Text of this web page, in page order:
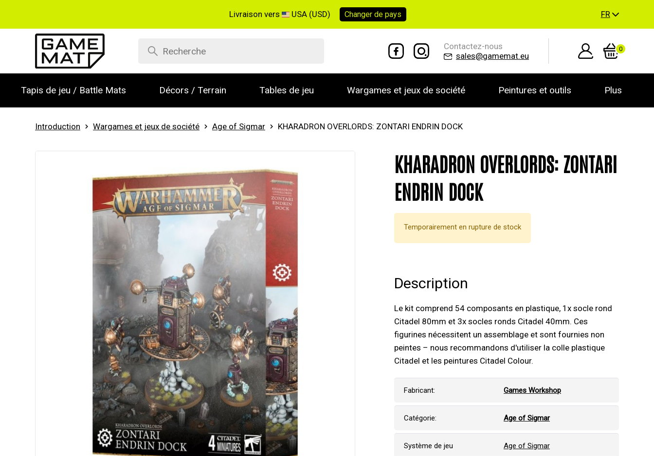
Livraison vers USA (USD) Changer depays FR
Contactez-nous
sales@gamemat.eu
0
Tapis de jeu / Battle Mats Décors / Terrain Tables de jeu Wargames et jeux de société Peintures et outils Plus
Introduction Wargames et jeux de société Age of Sigmar KHARADRON OVERLORDS: ZONTARI ENDRIN DOCK
KHARADRON OVERLORDS: ZONTARI
ENDRIN DOCK
Temporairement en rupture de stock
Description
Le kit comprend 54 composants en plastique, 1x socle rond
Citadel 80mm et 3x socles ronds Citadel 40mm. Ces
figurines nécessitent un assemblage et sont fournies non
peintes – nous recommandons d'utiliser la colle plastique
Citadel et les peintures Citadel Colour.
Fabricant: Games Workshop
Catégorie: Age of Sigmar
Système de jeu Age of Sigmar